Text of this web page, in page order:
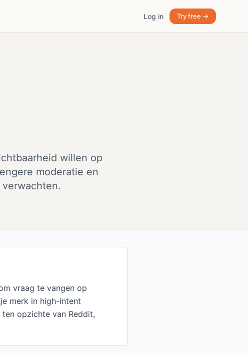
Log in Try free →
willen op
moderatie en
vraag te vangen op
merk in high-intent
opzichte van Reddit,